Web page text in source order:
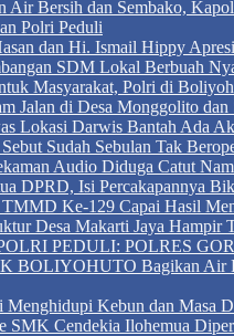
Air Bersih dan Sembako,
Polri Peduli
dan Hi. Ismail Hippy
SDM Lokal Berbuah
Masyarakat, Polri di
Jalan di Desa Monggolito
Lokasi Darwis Bantah Ada
Sudah Sebulan Tak
Audio Diduga Catut
DPRD, Isi Percakapannya
TMMD Ke-129 Capai Hasil
Desa Makarti Jaya Hampir
PEDULI: POLRES
BOLIYOHUTO Bagikan Air
Menghidupi Kebun dan Masa
SMK Cendekia Ilohemua